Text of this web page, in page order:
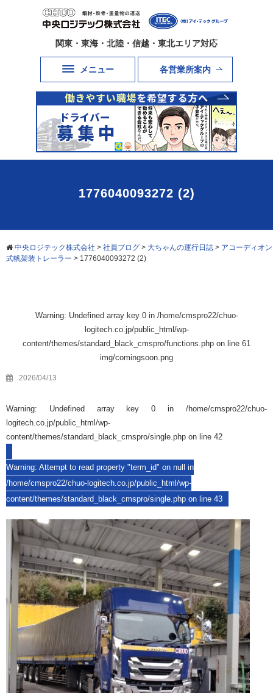
関東・東海・北陸・信越・東北エリア対応
メニュー 各営業所案内
1776040093272 (2)
中央ロジテック株式会社 > 社員ブログ > 大ちゃんの運行日誌 > アコーディオン
式帆架装トレーラー > 1776040093272 (2)
Warning: Undefined array key 0 in /home/cmspro22/chuo-
logitech.co.jp/public_html/wp-
content/themes/standard_black_cmspro/functions.php on line 61
img/comingsoon.png
2026/04/13
Warning: Undefined array key 0 in /home/cmspro22/chuo-
logitech.co.jp/public_html/wp-
content/themes/standard_black_cmspro/single.php on line 42
Warning: Attempt to read property "term_id" on null in
/home/cmspro22/chuo-logitech.co.jp/public_html/wp-
content/themes/standard_black_cmspro/single.php on line 43